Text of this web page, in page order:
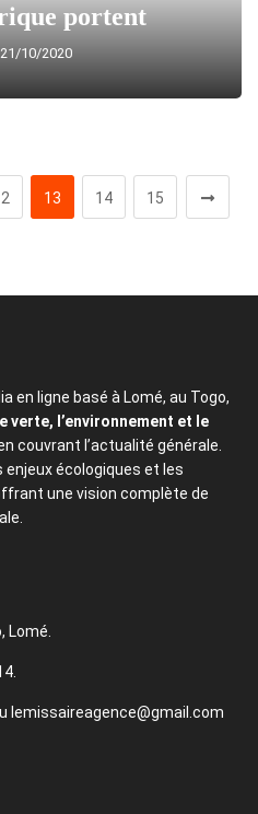
portent
21/10/2020
13 14 15
en ligne basé à Lomé, au Togo,
verte, l’environnement et le
couvrant l’actualité générale.
écologiques et les
une vision complète de
Lomé.
lemissaireagence@gmail.com